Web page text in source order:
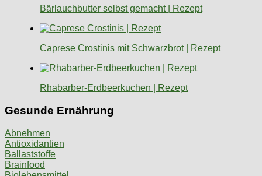
Bärlauchbutter selbst gemacht | Rezept
Caprese Crostinis mit Schwarzbrot | Rezept
Rhabarber-Erdbeerkuchen | Rezept
Gesunde Ernährung
Abnehmen
Antioxidantien
Ballaststoffe
Brainfood